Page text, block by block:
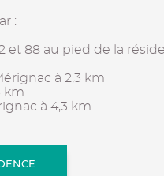
:
et 88 au pied de la
à 2,3 km
km
à 4,3 km